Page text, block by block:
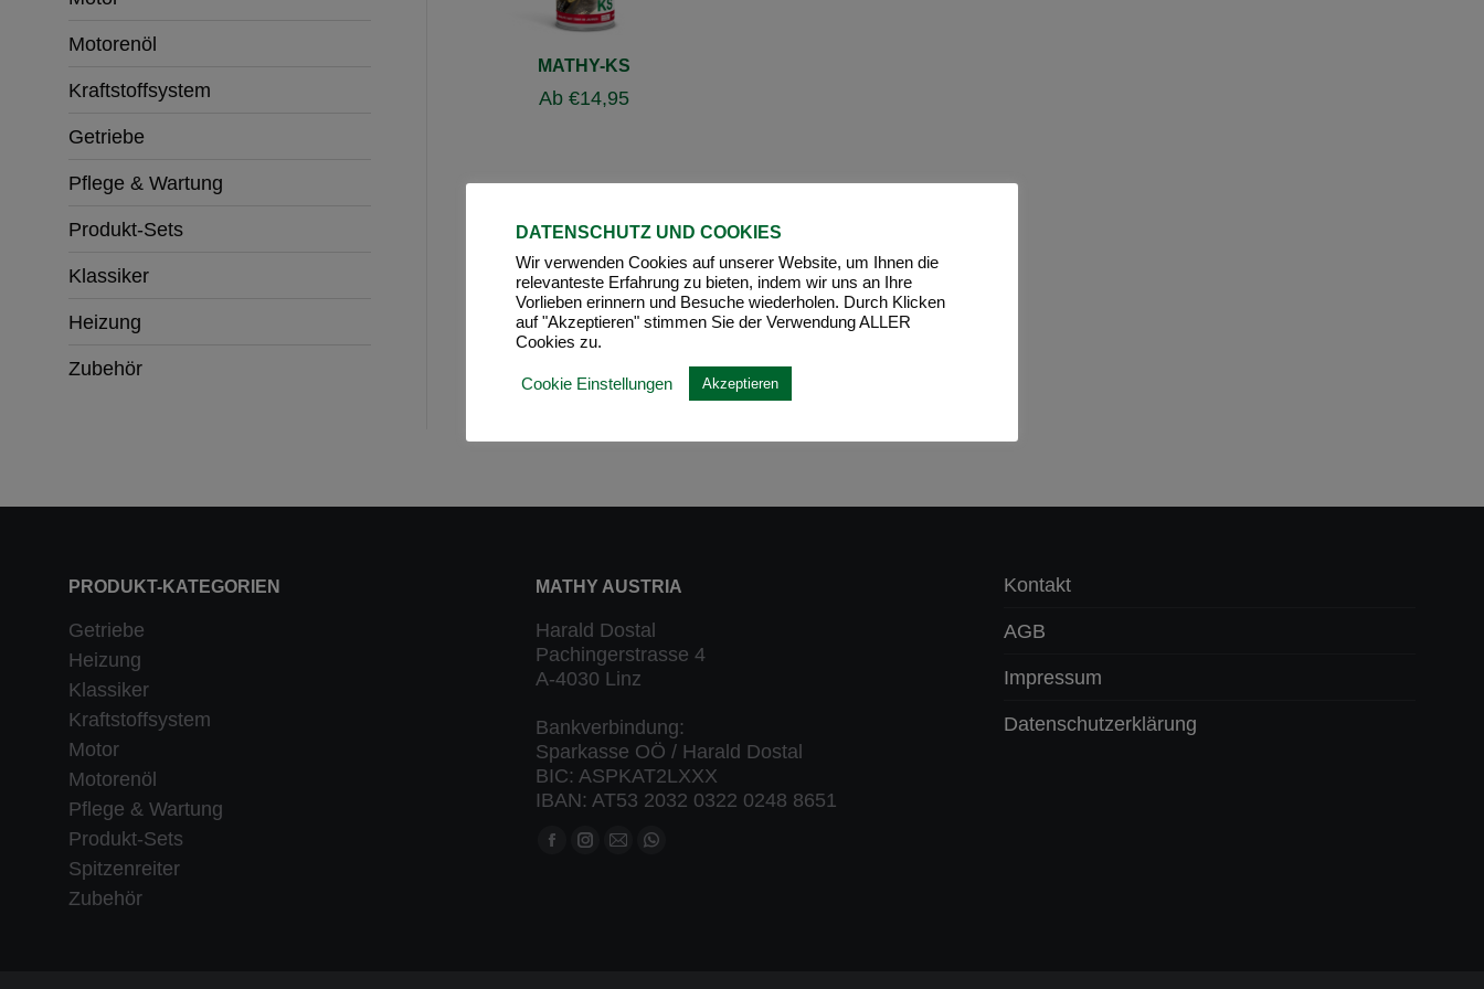
MATHY-KS
Ab €14,95
Motorenöl
Kraftstoffsystem
Getriebe
Pflege & Wartung
Produkt-Sets
Klassiker
Heizung
Zubehör
PRODUKT-KATEGORIEN
Getriebe
Heizung
Klassiker
Kraftstoffsystem
Motor
Motorenöl
Pflege & Wartung
Produkt-Sets
Spitzenreiter
Zubehör
MATHY AUSTRIA
Harald Dostal
Pachingerstrasse 4
A-4030 Linz
Bankverbindung:
Sparkasse OÖ / Harald Dostal
BIC: ASPKAT2LXXX
IBAN: AT53 2032 0322 0248 8651
Finden Sie uns auf:
Facebook
Instagram
MailWhatsapp
Kontakt
AGB
Impressum
Datenschutzerklärung
DATENSCHUTZ UND COOKIES
Wir verwenden Cookies auf unserer Website, um Ihnen die
relevanteste Erfahrung zu bieten, indem wir uns an Ihre
Vorlieben erinnern und Besuche wiederholen. Durch Klicken
auf "Akzeptieren" stimmen Sie der Verwendung ALLER
Cookies zu.
Cookie Einstellungen Akzeptieren